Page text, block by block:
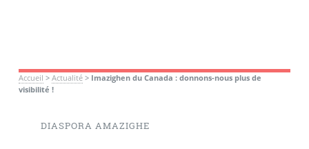
Accueil > Actualité> Imazighen du Canada : donnons-nous plus de
visibilité !
DIASPORA AMAZIGHE